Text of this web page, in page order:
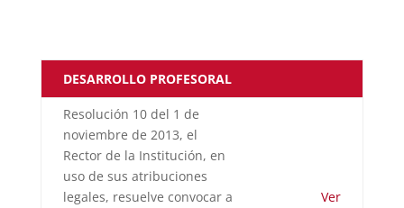
DESARROLLO PROFESORAL
Resolución 10 del 1 de
noviembre de 2013, el
Rector de la Institución, en
uso de sus atribuciones
legales, resuelve convocar a
Ver